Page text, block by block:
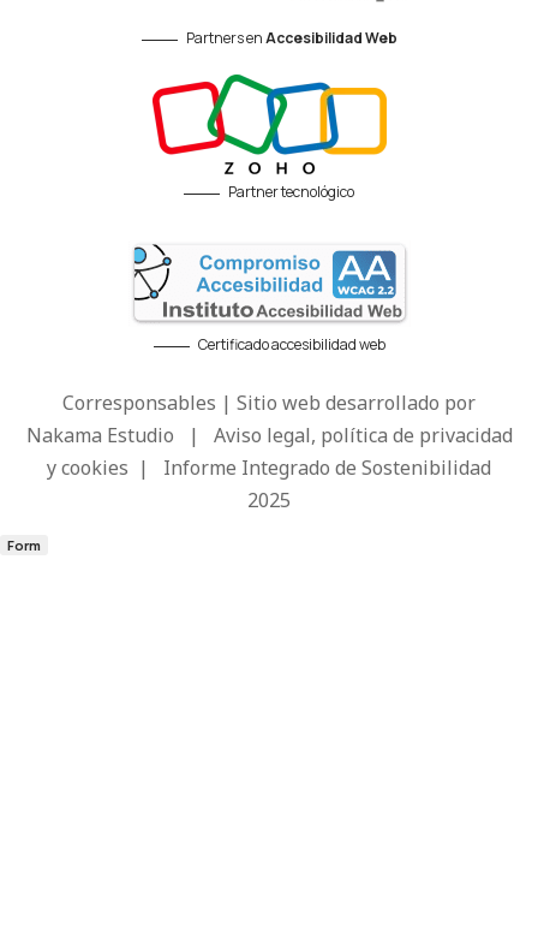
Partners enAccesibilidad Web
Partner tecnológico
Certificado accesibilidad web
Corresponsables | Sitio web desarrollado por
Nakama Estudio | Aviso legal, política de privacidad
y cookies | Informe Integrado de Sostenibilidad
2025
Form